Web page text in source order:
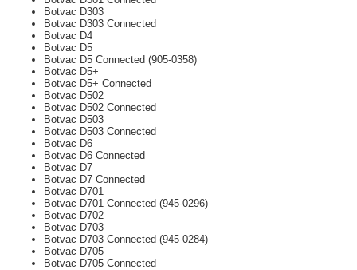
Botvac D303
Botvac D303 Connected
Botvac D4
Botvac D5
Botvac D5 Connected (905-0358)
Botvac D5+
Botvac D5+ Connected
Botvac D502
Botvac D502 Connected
Botvac D503
Botvac D503 Connected
Botvac D6
Botvac D6 Connected
Botvac D7
Botvac D7 Connected
Botvac D701
Botvac D701 Connected (945-0296)
Botvac D702
Botvac D703
Botvac D703 Connected (945-0284)
Botvac D705
Botvac D705 Connected